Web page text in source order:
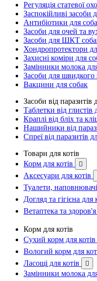
Регуляція статевої
Заспокійливі засоби
Антибіотики для
Засоби для очей та
Засоби для ШКТ
Хондропротектори
Захисні коміри для
Замінники молока
Засоби для швидкого
Вакцини для собак
Засоби від паразитів
Таблетки від глистів
Краплі від бліх та
Нашийники від
Спреї від паразитів
Товари для котів
Корм для котів

Аксесуари для котів
Туалети,
Догляд та гігієна для
Ветаптека та здоров'я
Корм для котів
Сухий корм для котів
Вологий корм для
Ласощі для котів 
Замінники молока